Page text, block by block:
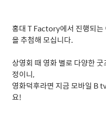
홍대T Factory에서 진행되
을 추첨해 모십니다.
상영회 때 영화 별로 다양한
정이니,
영화덕후라면 지금 모바일 B
요!